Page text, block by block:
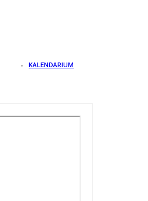
KALENDARIUM